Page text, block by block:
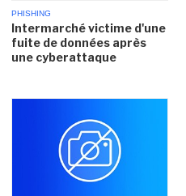
PHISHING
Intermarché victime d'une
fuite de données après
une cyberattaque